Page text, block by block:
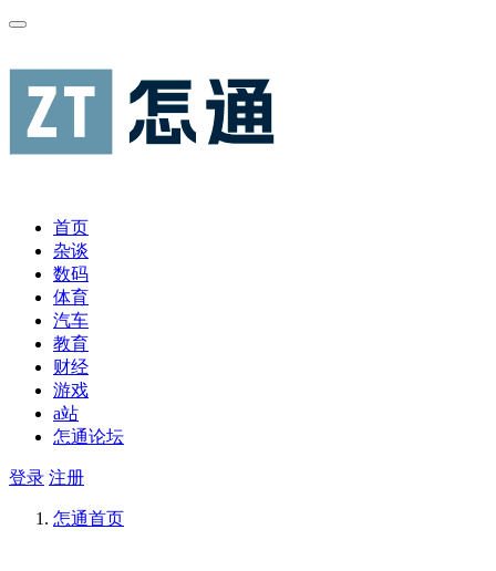
首页
杂谈
数码
体育
汽车
教育
财经
游戏
a站
怎通论坛
登录 注册
怎通首页